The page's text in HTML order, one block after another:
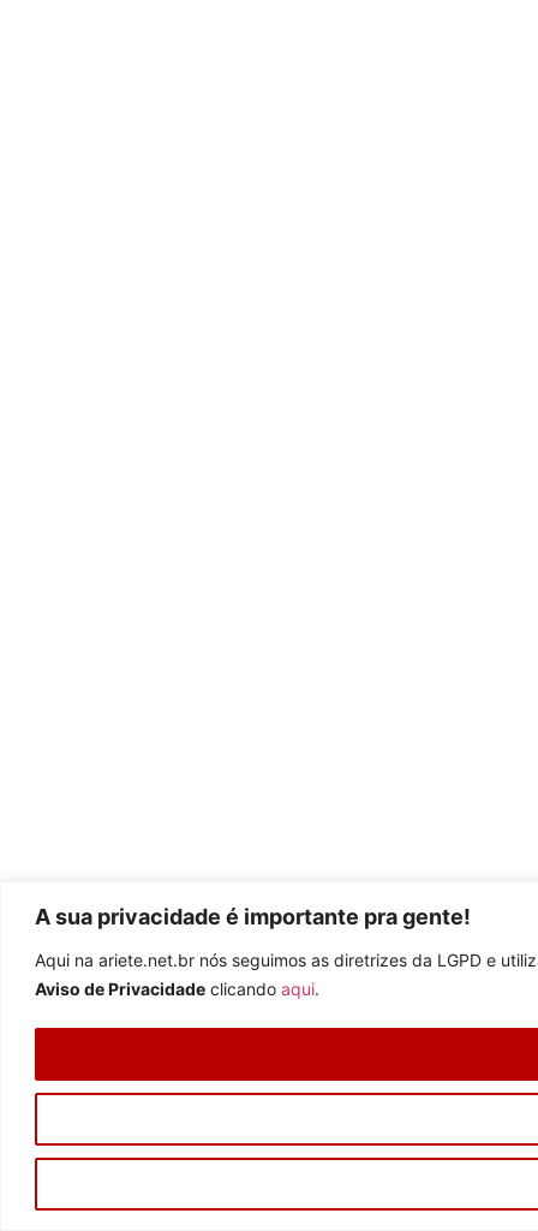
A sua privacidade é importante pra gente!
Aqui na ariete.net.br nós seguimos as diretrizes da LGPD e
Aviso de Privacidade clicando aqui.